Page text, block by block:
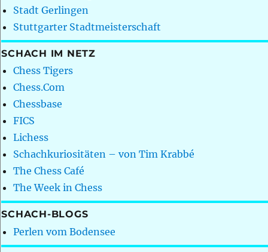
Stadt Gerlingen
Stuttgarter Stadtmeisterschaft
SCHACH IM NETZ
Chess Tigers
Chess.Com
Chessbase
FICS
Lichess
Schachkuriositäten – von Tim Krabbé
The Chess Café
The Week in Chess
SCHACH-BLOGS
Perlen vom Bodensee